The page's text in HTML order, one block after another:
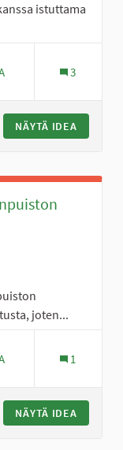
istuttama
3
NÄYTÄ IDEA
joten...
1
NÄYTÄ IDEA